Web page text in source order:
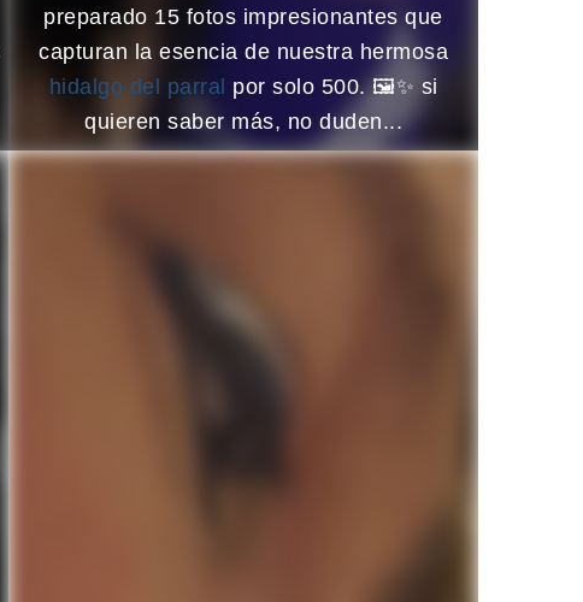
preparado 15 fotos impresionantes que
capturan la esencia de nuestra hermosa
hidalgo del parral por solo 500. 🖼️✨ si
quieren saber más, no duden...